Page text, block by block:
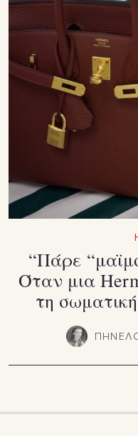
“Πάρε
Όταν μια
τη